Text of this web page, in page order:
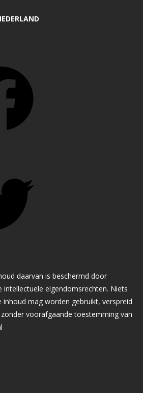
daarvan is beschermd door
intellectuele eigendomsrechten. Niets
mag worden gebruikt, verspreid
voorafgaande toestemming van